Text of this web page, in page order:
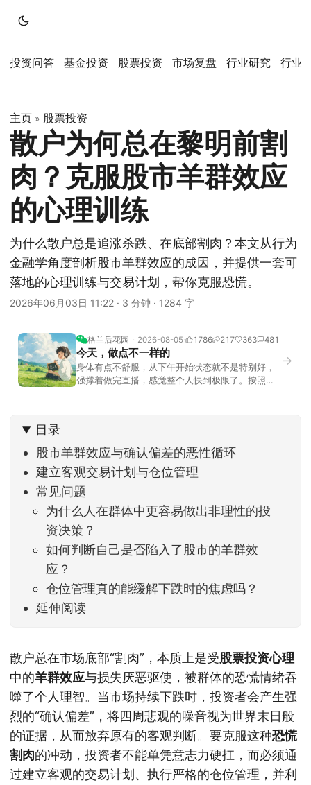
投资问答 基金投资 股票投资 市场复盘 行业研究 行业
主页 » 股票投资
散户为何总在黎明前割
肉？克服股市羊群效应
的心理训练
为什么散户总是追涨杀跌、在底部割肉？本文从行为
金融学角度剖析股市羊群效应的成因，并提供一套可
落地的心理训练与交易计划，帮你克服恐慌。
2026年06月03日 11:22 · 3 分钟 · 1284 字
格兰后花园 2026-08-05 1786 217 363 481
今天，做点不一样的
身体有点不舒服，从下午开始状态就不是特别好，
强撑着做完直播，感觉整个人快到极限了。按照平
问的，可以给他点个赞。晚些时候，我会按点赞数
量挑选5个比较
→
目录
股市羊群效应与确认偏差的恶性循环
建立客观交易计划与仓位管理
常见问题
为什么人在群体中更容易做出非理性的投
资决策？
如何判断自己是否陷入了股市的羊群效
应？
仓位管理真的能缓解下跌时的焦虑吗？
延伸阅读
散户总在市场底部“割肉”，本质上是受股票投资心理
中的羊群效应与损失厌恶驱使，被群体的恐慌情绪吞
噬了个人理智。当市场持续下跌时，投资者会产生强
烈的“确认偏差”，将四周悲观的噪音视为世界末日般
的证据，从而放弃原有的客观判断。要克服这种恐慌
割肉的冲动，投资者不能单凭意志力硬扛，而必须通
过建立客观的交易计划、执行严格的仓位管理，并利